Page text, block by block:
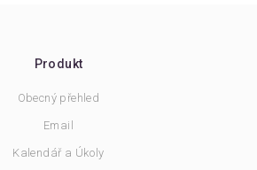
Produkt
Obecný přehled
Email
Kalendář a Úkoly